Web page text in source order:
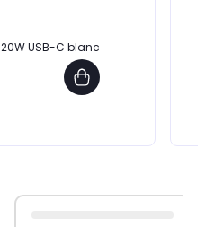
20W USB-C blanc